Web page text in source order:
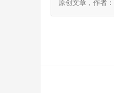
原创文章，作者